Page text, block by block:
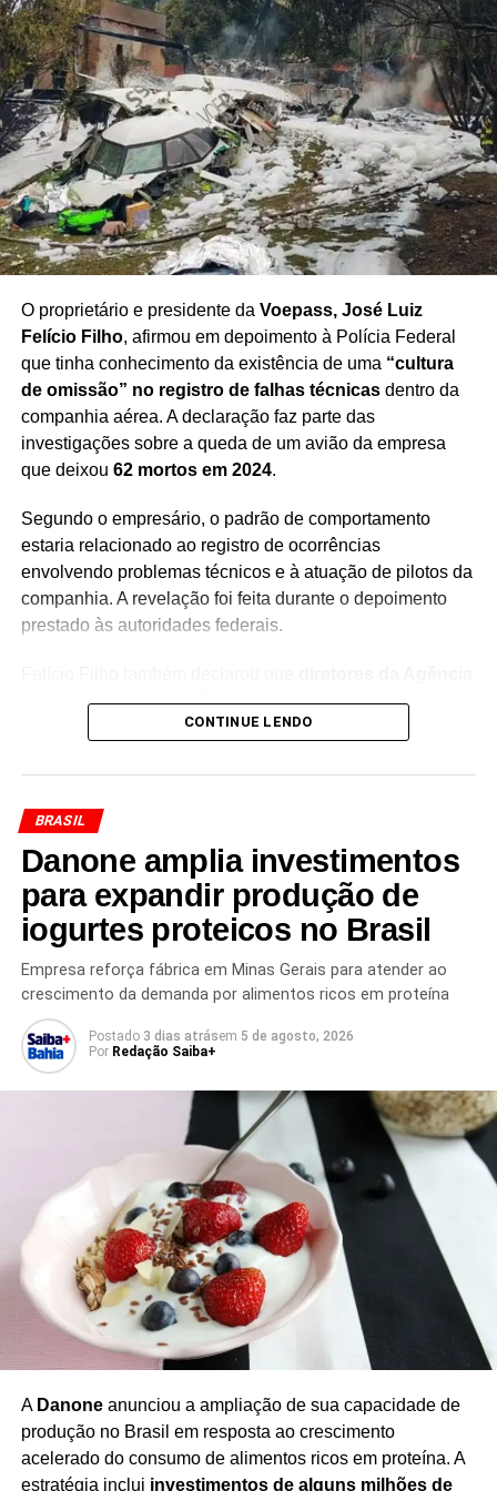
Redação Saiba+
TÓPICOS RELACIONADOS
PRÓXIMO
Isenção do Imposto de Renda: última cartada do
governo?
NÃO PERCA
SP investiga mortes por intoxicação com metanol
em bebidas
O proprietário e presidente da Voepass, José Luiz
Felício Filho, afirmou em depoimento à Polícia Federal
que tinha conhecimento da existência de uma “cultura
de omissão” no registro de falhas técnicasdentro da
companhia aérea. A declaração faz parte das
investigações sobre a queda de um avião da empresa
que deixou 62 mortos em 2024.
Segundo o empresário, o padrão de comportamento
estaria relacionado ao registro de ocorrências
envolvendo problemas técnicos e à atuação de pilotos da
companhia. A revelação foi feita durante o depoimento
prestado às autoridades federais.
Nacional de Aviação Civil (Anac)teriam feito alertas
diretamente a ele, ao longo dos anos, sobre o
avisos teriam chamado a atenção para uma possível
prática denão registrar adequadamente determinadas
. A informação passou a integrar o
conjunto de elementos analisados pelas autoridades no
curso da investigação.
O empresário foi
indiciado no caso relacionado à
em 2024 e provocou a morte de todas as 62 pessoas que
estavam a bordo.
As declarações prestadas por Felício Filho deverão ser
consideradas no contexto das investigações que buscam
esclarecer as circunstâncias do acidente e possíveis
responsabilidades relacionadas à segurança operacional
da companhia.
O caso também coloca em evidência os procedimentos
adotados pelas empresas aéreas para
identificação,
comunicação e registro de falhas técnicas
papel dos órgãos responsáveis pela fiscalização da
aviação civil no Brasil.
CONTINUE LENDO
BRASIL
Danone amplia investimentos
para expandir produção de
iogurtes proteicos no Brasil
Empresa reforça fábrica em Minas Gerais para atender ao
crescimento da demanda por alimentos ricos em proteína
Postado 3 dias atrásem 5 de agosto, 2026
Por Redação Saiba+
A Danoneanunciou a ampliação de sua capacidade de
produção no Brasil em resposta ao crescimento
acelerado do consumo de alimentos ricos em proteína. A
estratégia inclui investimentos de alguns milhões de